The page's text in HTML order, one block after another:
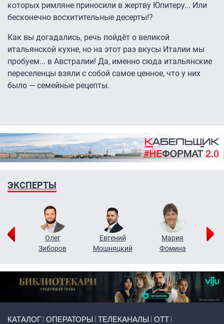
которых римляне приносили в жертву Юпитеру... Или
бесконечно восхитительные десерты!?
Как вы догадались, речь пойдёт о великой
итальянской кухне, но на этот раз вкусы Италии мы
пробуем... в Австралии! Да, именно сюда итальянские
переселенцы взяли с собой самое ценное, что у них
было — семейные рецепты.
ЭКСПЕРТЫ
Олег
Зиборов
Евгений
Мошняцкий
Мария
Фомина
КАТАЛОГ ОПЕРАТОРЫ ТЕЛЕКАНАЛЫ ОТТ